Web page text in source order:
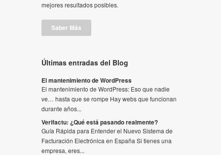
mejores resultados posibles.
Saber Más
Últimas entradas del Blog
El mantenimiento de WordPress
El mantenimiento de WordPress: Eso que nadie
ve… hasta que se rompe Hay webs que funcionan
durante años...
Verifactu: ¿Qué está pasando realmente?
Guía Rápida para Entender el Nuevo Sistema de
Facturación Electrónica en España Si tienes una
empresa, eres...